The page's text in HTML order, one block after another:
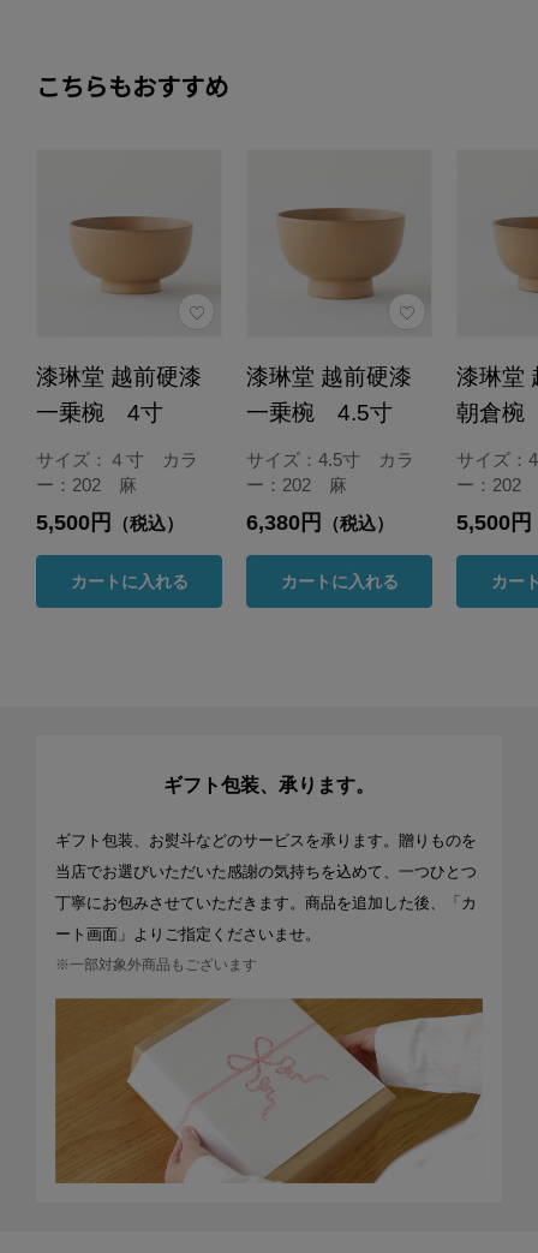
こちらもおすすめ
漆琳堂 越前硬漆
一乗椀 4寸
サイズ：４寸 カラ
ー：202 麻
5,500円 （税込）
カートに入れる
漆琳堂 越前硬漆
一乗椀 4.5寸
サイズ：4.5寸 カラ
ー：202 麻
6,380円 （税込）
カートに入れる
漆琳堂
朝倉
サイズ
ー：202
5,500円
カー
ギフト包装、承ります。
ギフト包装、お熨斗などのサービスを承ります。贈りものを
当店でお選びいただいた感謝の気持ちを込めて、一つひとつ
丁寧にお包みさせていただきます。商品を追加した後、「カ
ート画面」よりご指定くださいませ。
※一部対象外商品もございます